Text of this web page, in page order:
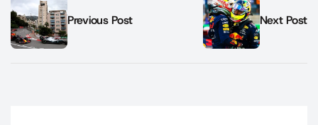
Previous Post Next Post